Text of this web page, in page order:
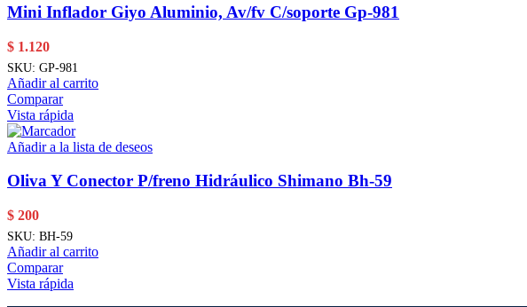
Mini Inflador Giyo Aluminio, Av/fv C/soporte Gp-981
$ 1.120
SKU: GP-981
Añadir al carrito
Comparar
Vista rápida
Añadir a la lista de deseos
Oliva Y Conector P/freno Hidráulico Shimano Bh-59
$ 200
SKU: BH-59
Añadir al carrito
Comparar
Vista rápida